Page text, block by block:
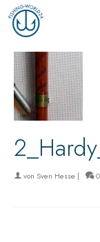
von Sven Hesse | 0